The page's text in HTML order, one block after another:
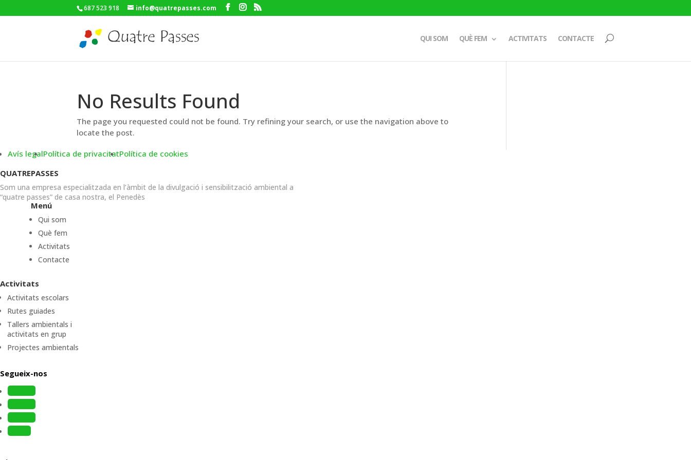
687 523 918 info@quatrepasses.com
QUI SOM QUÈ FEM ACTIVITATS CONTACTE
No Results Found
The page you requested could not be found. Try refining your search, or use the navigation above to
locate the post.
Avís legalPolítica de privacitatPolítica de cookies
QUATREPASSES
Som una empresa especialitzada en l’àmbit de la divulgació i sensibilització ambiental a
“quatre passes” de casa nostra, el Penedès
Menú
Qui som
Què fem
Activitats
Contacte
Activitats
Activitats escolars
Rutes guiades
Tallers ambientals i
activitats en grup
Projectes ambientals
Segueix-nos
Follow
Follow
Follow
Follow